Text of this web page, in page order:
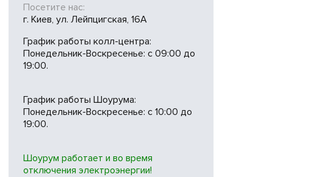
Посетите нас:
г. Киев, ул. Лейпцигская, 16А
График работы колл-центра:
Понедельник-Воскресенье: с 09:00 до
19:00.
График работы Шоурума:
Понедельник-Воскресенье: с 10:00 до
19:00.
Шоурум работает и во время
отключения электроэнергии!